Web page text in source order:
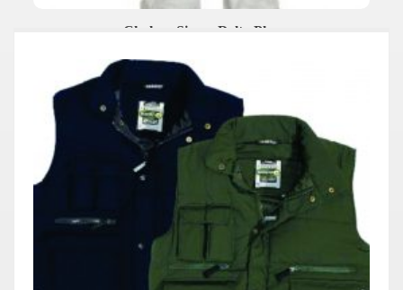
Chaleco Sierra Delta Plus